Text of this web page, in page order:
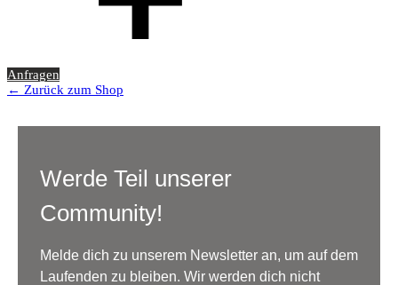
Anfragen
← Zurück zum Shop
Werde Teil unserer
Community!
Melde dich zu unserem Newsletter an, um auf dem
Laufenden zu bleiben. Wir werden dich nicht